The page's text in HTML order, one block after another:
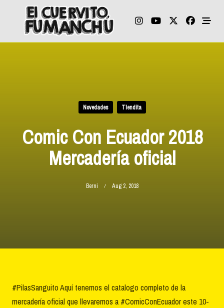
content
Novedades TIendita
Comic Con Ecuador 2018
Mercadería oficial
Berni Aug 2, 2018
#PilasSanguito Aquí tenemos el catalogo completo de la
mercadería oficial que llevaremos a #ComicConEcuador este 10-